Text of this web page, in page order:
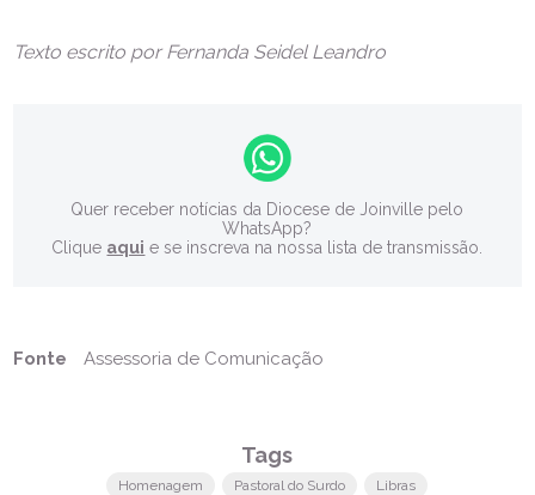
Texto escrito por Fernanda Seidel Leandro
Quer receber notícias da Diocese de Joinville pelo
WhatsApp?
Clique aqui e se inscreva na nossa lista de transmissão.
Fonte Assessoria de Comunicação
Tags
Homenagem Pastoral do Surdo Libras